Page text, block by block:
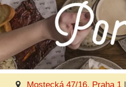
Mostecká 47/16, Praha 1|